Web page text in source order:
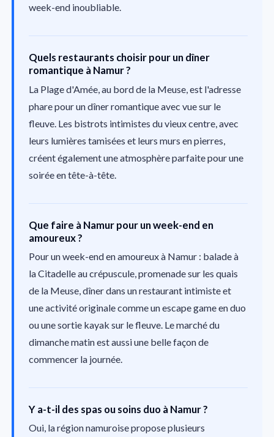
week-end inoubliable.
Quels restaurants choisir pour un dîner
romantique à Namur ?
La Plage d'Amée, au bord de la Meuse, est l'adresse
phare pour un dîner romantique avec vue sur le
fleuve. Les bistrots intimistes du vieux centre, avec
leurs lumières tamisées et leurs murs en pierres,
créent également une atmosphère parfaite pour une
soirée en tête-à-tête.
Que faire à Namur pour un week-end en
amoureux ?
Pour un week-end en amoureux à Namur : balade à
la Citadelle au crépuscule, promenade sur les quais
de la Meuse, dîner dans un restaurant intimiste et
une activité originale comme un escape game en duo
ou une sortie kayak sur le fleuve. Le marché du
dimanche matin est aussi une belle façon de
commencer la journée.
Y a-t-il des spas ou soins duo à Namur ?
Oui, la région namuroise propose plusieurs